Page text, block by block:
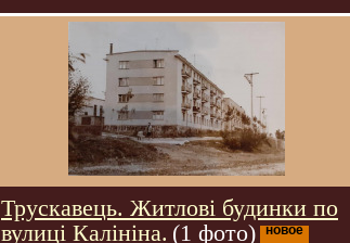
Трускавець. Житлові будинки по
вулиці Калініна. (1 фото) новое